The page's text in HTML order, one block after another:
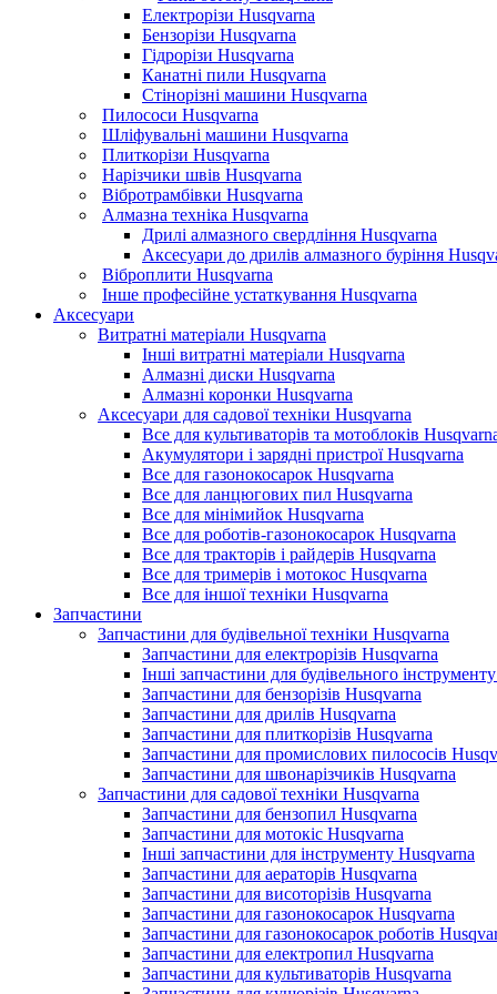
Електрорізи Husqvarna
Бензорізи Husqvarna
Гідрорізи Husqvarna
Канатні пили Husqvarna
Стінорізні машини Husqvarna
Пилососи Husqvarna
Шліфувальні машини Husqvarna
Плиткорізи Husqvarna
Нарізчики швів Husqvarna
Вібротрамбівки Husqvarna
Алмазна техніка Husqvarna
Дрилі алмазного свердління Husqvarna
Аксесуари до дрилів алмазного буріння
Віброплити Husqvarna
Інше професійне устаткування Husqvarna
Аксесуари
Витратні матеріали Husqvarna
Інші витратні матеріали Husqvarna
Алмазні диски Husqvarna
Алмазні коронки Husqvarna
Аксесуари для садової техніки Husqvarna
Все для культиваторів та мотоблоків
Акумулятори і зарядні пристрої Husqvarna
Все для газонокосарок Husqvarna
Все для ланцюгових пил Husqvarna
Все для мінімийок Husqvarna
Все для роботів-газонокосарок Husqvarna
Все для тракторів і райдерів Husqvarna
Все для тримерів і мотокос Husqvarna
Все для іншої техніки Husqvarna
Запчастини
Запчастини для будівельної техніки Husqvarna
Запчастини для електрорізів Husqvarna
Інші запчастини для будівельного
Запчастини для бензорізів Husqvarna
Запчастини для дрилів Husqvarna
Запчастини для плиткорізів Husqvarna
Запчастини для промислових пилососів
Запчастини для швонарізчиків Husqvarna
Запчастини для садової техніки Husqvarna
Запчастини для бензопил Husqvarna
Запчастини для мотокіс Husqvarna
Інші запчастини для інструменту Husqvarna
Запчастини для аераторів Husqvarna
Запчастини для висоторізів Husqvarna
Запчастини для газонокосарок Husqvarna
Запчастини для газонокосарок роботів
Запчастини для електропил Husqvarna
Запчастини для культиваторів Husqvarna